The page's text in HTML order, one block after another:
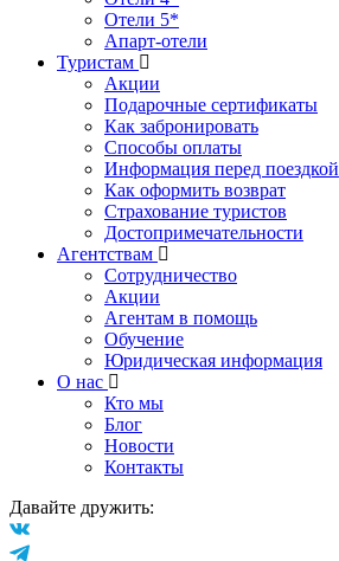
Отели 5*
Апарт-отели
Туристам
Акции
Подарочные сертификаты
Как забронировать
Способы оплаты
Информация перед поездкой
Как оформить возврат
Страхование туристов
Достопримечательности
Агентствам
Сотрудничество
Акции
Агентам в помощь
Обучение
Юридическая информация
О нас
Кто мы
Блог
Новости
Контакты
Давайте дружить: